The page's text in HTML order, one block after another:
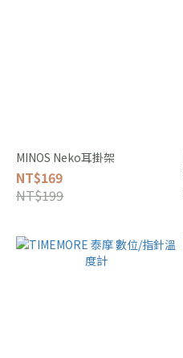
MINOS Neko耳掛架
NT$169
NT$199